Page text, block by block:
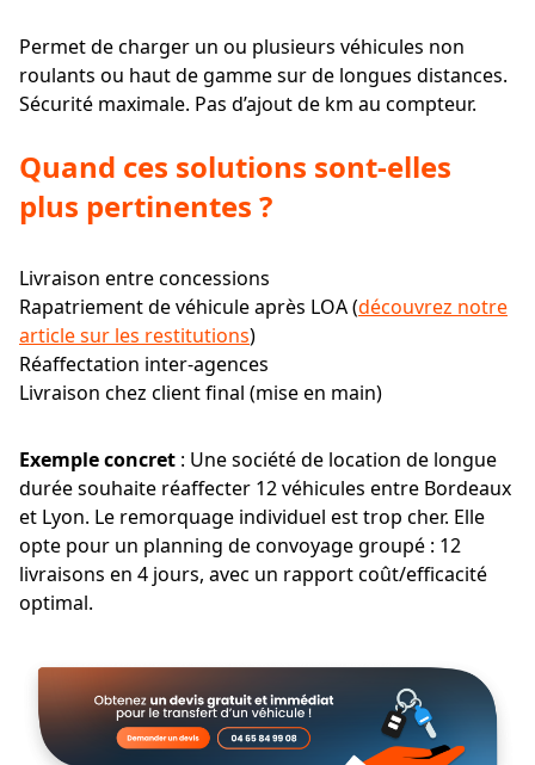
Permet de charger un ou plusieurs véhicules non
roulants ou haut de gamme sur de longues distances.
Sécurité maximale. Pas d’ajout de km au compteur.
Quand ces solutions sont-elles
plus pertinentes ?
Livraison entre concessions
Rapatriement de véhicule après LOA (découvrez notre
article sur les restitutions)
Réaffectation inter-agences
Livraison chez client final (mise en main)
Exemple concret : Une société de location de longue
durée souhaite réaffecter 12 véhicules entre Bordeaux
et Lyon. Le remorquage individuel est trop cher. Elle
opte pour un planning de convoyage groupé : 12
livraisons en 4 jours, avec un rapport coût/efficacité
optimal.